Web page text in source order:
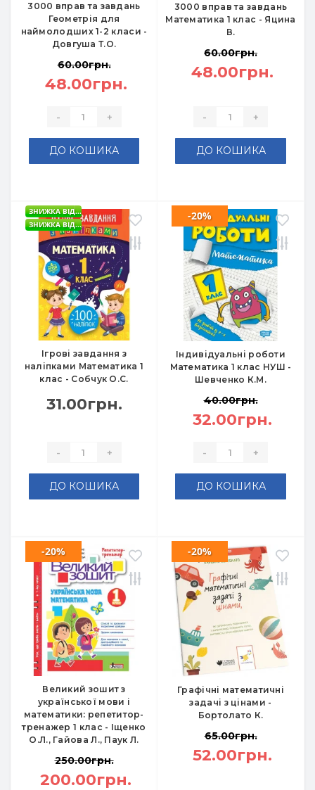
3000 вправ та завдань
Геометрія для
наймолодших 1-2 класи -
Довгуша Т.О.
60.00грн.
48.00грн.
- +
ДО КОШИКА
3000 вправ та завдань
Математика 1 клас - Яцина
В.
60.00грн.
48.00грн.
- +
ДО КОШИКА
Ігрові завдання з
наліпками Математика 1
клас - Собчук О.С.
ЗНИЖКА ВІД...
ЗНИЖКА ВІД...
31.00грн.
- +
ДО КОШИКА
Індивідуальні роботи
Математика 1 клас НУШ -
Шевченко К.М.
-20%
40.00грн.
32.00грн.
- +
ДО КОШИКА
Великий зошит з
української мови і
математики: репетитор-
тренажер 1 клас - Іщенко
О.Л., Гайова Л., Паук Л.
-20%
250.00грн.
200.00грн.
Графічні математичні
задачі з цінами -
Бортолато К.
-20%
65.00грн.
52.00грн.